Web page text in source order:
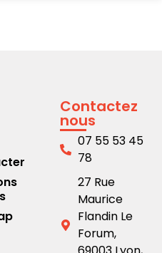
Contactez
nous
07 55 53 45
78
27 Rue
Maurice
Flandin Le
Forum,